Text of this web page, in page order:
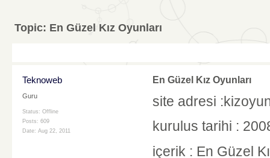
Topic: En Güzel Kız Oyunları
Teknoweb
Guru
Status: Offline
Posts: 609
Date: Aug 22, 2011
En Güzel Kız Oyunları
site adresi
kurulus tarihi :
içerik : En Güzel